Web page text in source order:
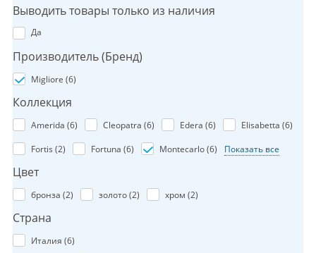
Выводить товары только из наличия
Да
Производитель (Бренд)
Migliore (6)
Коллекция
Amerida (6) Cleopatra (6) Edera (6) Elisabetta (6)
Fortis (2) Fortuna (6) Montecarlo (6) Показать все
Цвет
бронза (2) золото (2) хром (2)
Страна
Италия (6)